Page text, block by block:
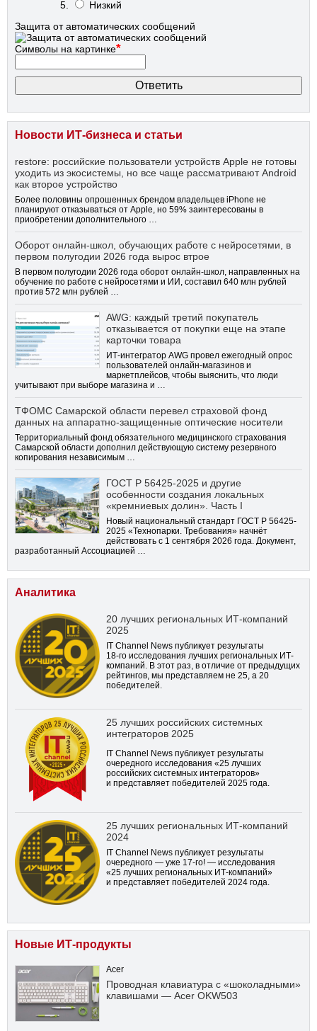
Низкий
Защита от автоматических сообщений
Символы на картинке*
Новости ИТ-бизнеса и статьи
restore: российские пользователи устройств Apple не готовы
уходить из экосистемы, но все чаще рассматривают Android
как второе устройство
Более половины опрошенных брендом владельцев iPhone не
планируют отказываться от Apple, но 59% заинтересованы в
приобретении дополнительного …
Оборот онлайн-школ, обучающих работе с нейросетями, в
первом полугодии 2026 года вырос втрое
В первом полугодии 2026 года оборот онлайн-школ, направленных на
обучение по работе с нейросетями и ИИ, составил 640 млн рублей
против 572 млн рублей …
AWG: каждый третий покупатель
отказывается от покупки еще на этапе
карточки товара
ИТ-интегратор AWG провел ежегодный опрос
пользователей онлайн-магазинов и
маркетплейсов, чтобы выяснить, что люди
учитывают при выборе магазина и …
ТФОМС Самарской области перевел страховой фонд
данных на аппаратно-защищенные оптические носители
Территориальный фонд обязательного медицинского страхования
Самарской области дополнил действующую систему резервного
копирования независимым …
ГОСТ Р 56425-2025 и другие
особенности создания локальных
«кремниевых долин». Часть I
Новый национальный стандарт ГОСТ Р 56425-
2025 «Технопарки. Требования» начнёт
действовать с 1 сентября 2026 года. Документ,
разработанный Ассоциацией …
Аналитика
20 лучших региональных ИТ-компаний
2025
IT Channel News публикует результаты
18-го исследования лучших региональных ИТ-
компаний. В этот раз, в отличие от предыдущих
рейтингов, мы представляем не 25, а 20
победителей.
25 лучших российских системных
интеграторов 2025
IT Channel News публикует результаты
очередного исследования «25 лучших
российских системных интеграторов»
и представляет победителей 2025 года.
25 лучших региональных ИТ-компаний
2024
IT Channel News публикует результаты
очередного — уже 17-го! — исследования
«25 лучших региональных ИТ-компаний»
и представляет победителей 2024 года.
Новые ИТ-продукты
Acer
Проводная клавиатура с «шоколадными»
клавишами — Acer OKW503